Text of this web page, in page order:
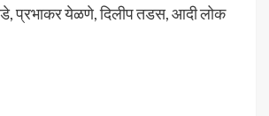
प्रभाकर येळणे, दिलीप तडस, आदी लोक